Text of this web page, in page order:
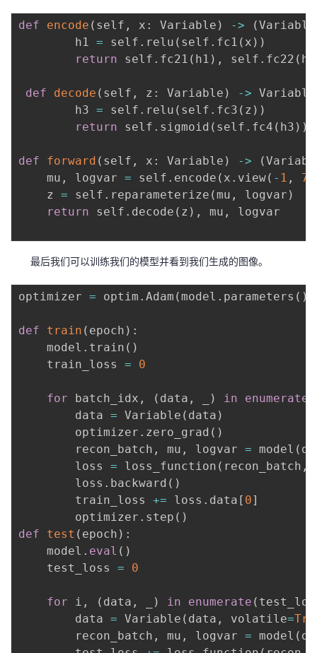
def encode ( self , x : Variable ) -> (Variable
        h1
= self . relu ( self . fc1 ( x ) )
return self . fc21 ( h1 ) , self . fc22 ( h1
def decode ( self , z : Variable ) -> Variable
        h3
= self . relu ( self . fc3 ( z ) )
return self . sigmoid ( self . fc4 ( h3 ) )
def forward ( self , x : Variable ) -> (
    mu
, logvar = self . encode ( x . view( - 1 ,
    z
= self . reparameterize ( mu , logvar )
return self . decode ( z ) , mu , logvar
最后我们可以训练我们的模型并看到我们生成的图像。
optimizer = optim . Adam ( model . parameters ( )
def train ( epoch ) :
    model
. train ( )
    train_loss
= 0
for batch_idx , ( data , ) in enumerate
        data
= Variable ( data )
        optimizer
. zero_grad ( )
        recon_batch
, mu , logvar = model (
        loss
= loss_function ( recon_batch ,
        loss
. backward ( )
        train_loss
+= loss . data [ 0]
        optimizer
. step ( )
def
test ( epoch ) :
    model
. eval ( )
    test_loss
= 0
for i , ( data , ) in enumerate (
        data
= Variable ( data , volatile=
        recon_batch
, mu , logvar = model (